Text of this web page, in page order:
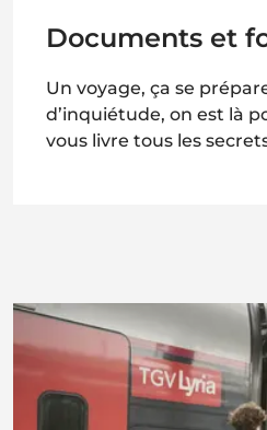
Documents et
Un voyage, ça se
d’inquiétude, on est là
vous livre tous les